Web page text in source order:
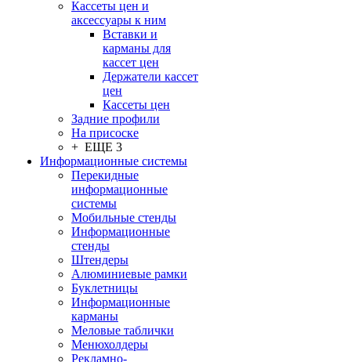
Кассеты цен и
аксессуары к ним
Вставки и
карманы для
кассет цен
Держатели кассет
цен
Кассеты цен
Задние профили
На присоске
+ ЕЩЕ 3
Информационные системы
Перекидные
информационные
системы
Мобильные стенды
Информационные
стенды
Штендеры
Алюминиевые рамки
Буклетницы
Информационные
карманы
Меловые таблички
Менюхолдеры
Рекламно-